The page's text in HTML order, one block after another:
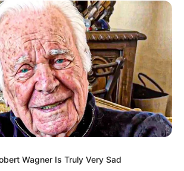
Wagner Is Truly Very Sad